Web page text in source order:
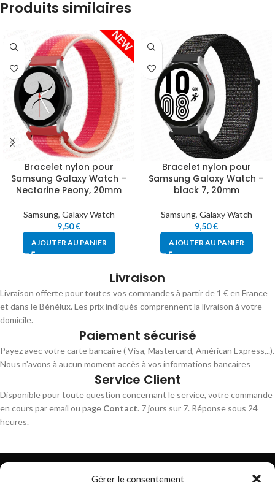
Gérer le consentement
Produits similaires
Bracelet nylon pour
Samsung Galaxy Watch –
Nectarine Peony, 20mm
Samsung, Galaxy Watch
9,50€
AJOUTER AU PANIER
Bracelet nylon pour
Samsung Galaxy Watch –
black 7, 20mm
Samsung, Galaxy Watch
9,50€
AJOUTER AU PANIER
Livraison
Livraison offerte pour toutes vos commandes à partir de 1 € en France
et dans le Bénélux. Les prix indiqués comprennent la livraison à votre
domicile.
Paiement sécurisé
Payez avec votre carte bancaire ( Visa, Mastercard, Américan Express,..).
Nous n'avons à aucun moment accès à vos informations bancaires
Service Client
Disponible pour toute question concernant le service, votre commande
en cours par email ou page Contact. 7 jours sur 7. Réponse sous 24
heures.